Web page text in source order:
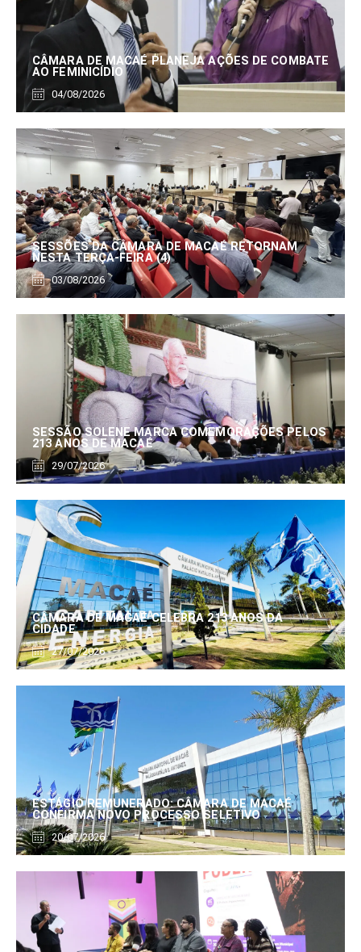
CÂMARA DE MACAÉ PLANEJA AÇÕES DE COMBATE
AO FEMINICÍDIO
04/08/2026
SESSÕES DA CÂMARA DE MACAÉ RETORNAM
NESTA TERÇA-FEIRA (4)
03/08/2026
SESSÃO SOLENE MARCA COMEMORAÇÕES PELOS
213 ANOS DE MACAÉ
29/07/2026
CÂMARA DE MACAÉ CELEBRA 213 ANOS DA
CIDADE
27/07/2026
ESTÁGIO REMUNERADO: CÂMARA DE MACAÉ
CONFIRMA NOVO PROCESSO SELETIVO
20/07/2026